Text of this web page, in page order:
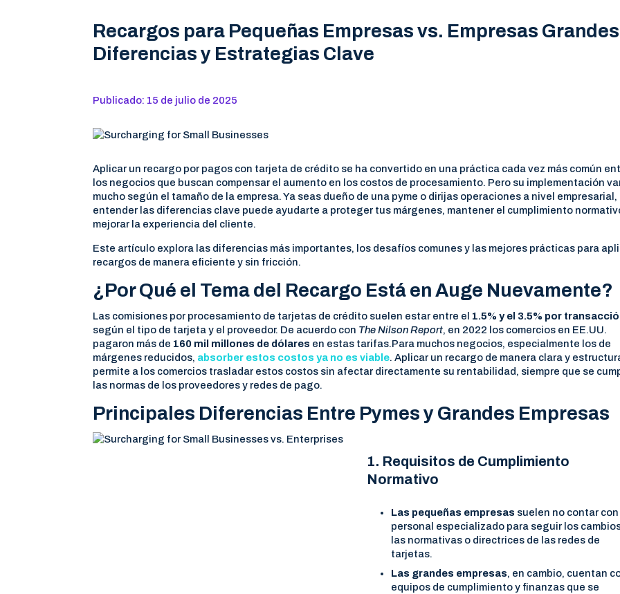
Recargos para Pequeñas Empresas vs. Empresas
Diferencias y Estrategias Clave
Publicado: 15 de julio de 2025
Aplicar un recargo por pagos con tarjeta de crédito se ha convertido en una práctica cada vez más común
los negocios que buscan compensar el aumento en los costos de procesamiento. Pero su implementación
mucho según el tamaño de la empresa. Ya seas dueño de una pyme o dirijas operaciones a nivel empresarial,
entender las diferencias clave puede ayudarte a proteger tus márgenes, mantener el cumplimiento
mejorar la experiencia del cliente.
Este artículo explora las diferencias más importantes, los desafíos comunes y las mejores prácticas para
recargos de manera eficiente y sin fricción.
¿Por Qué el Tema del Recargo Está en Auge Nuevamente?
Las comisiones por procesamiento de tarjetas de crédito suelen estar entre el 1.5% y el 3.5% por
según el tipo de tarjeta y el proveedor. De acuerdo con The Nilson Report, en 2022 los comercios en EE.UU.
pagaron más de 160 mil millones de dólares en estas tarifas.Para muchos negocios, especialmente los de
márgenes reducidos, absorber estos costos ya no es viable. Aplicar un recargo de manera clara y
permite a los comercios trasladar estos costos sin afectar directamente su rentabilidad, siempre que se
las normas de los proveedores y redes de pago.
Principales Diferencias Entre Pymes y Grandes Empresas
1. Requisitos de Cumplimiento
Normativo
Las pequeñas empresas suelen no contar con
personal especializado para seguir los
las normativas o directrices de las redes de
tarjetas.
Las grandes empresas, en cambio, cuentan
equipos de cumplimiento y finanzas que se